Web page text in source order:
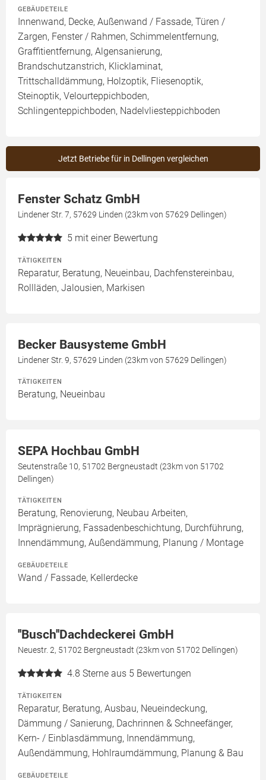
GEBÄUDETEILE
Innenwand, Decke, Außenwand / Fassade, Türen /
Zargen, Fenster / Rahmen, Schimmelentfernung,
Graffitientfernung, Algensanierung,
Brandschutzanstrich, Klicklaminat,
Trittschalldämmung, Holzoptik, Fliesenoptik,
Steinoptik, Velourteppichboden,
Schlingenteppichboden, Nadelvliesteppichboden
Jetzt Betriebe für in Dellingen vergleichen
Fenster Schatz GmbH
Lindener Str. 7, 57629 Linden (23km von 57629 Dellingen)
5 mit einer Bewertung
TÄTIGKEITEN
Reparatur, Beratung, Neueinbau, Dachfenstereinbau,
Rollläden, Jalousien, Markisen
Becker Bausysteme GmbH
Lindener Str. 9, 57629 Linden (23km von 57629 Dellingen)
TÄTIGKEITEN
Beratung, Neueinbau
SEPA Hochbau GmbH
Seutenstraße 10, 51702 Bergneustadt (23km von 51702
Dellingen)
TÄTIGKEITEN
Beratung, Renovierung, Neubau Arbeiten,
Imprägnierung, Fassadenbeschichtung, Durchführung,
Innendämmung, Außendämmung, Planung / Montage
GEBÄUDETEILE
Wand / Fassade, Kellerdecke
''Busch''Dachdeckerei GmbH
Neuestr. 2, 51702 Bergneustadt (23km von 51702 Dellingen)
4.8 Sterne aus 5 Bewertungen
TÄTIGKEITEN
Reparatur, Beratung, Ausbau, Neueindeckung,
Dämmung / Sanierung, Dachrinnen & Schneefänger,
Kern- / Einblasdämmung, Innendämmung,
Außendämmung, Hohlraumdämmung, Planung & Bau
GEBÄUDETEILE